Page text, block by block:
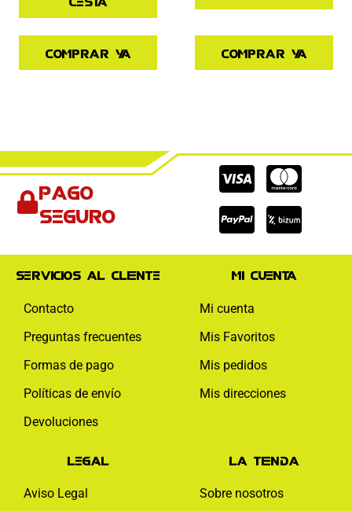
Comprar ya Comprar ya
Pago
seguro
Cc-
visa
Cc-
Cc-
paypal
Servicios al cliente
Contacto
Preguntas frecuentes
Formas de pago
Políticas de envío
Devoluciones
Mi cuenta
Mi cuenta
Mis Favoritos
Mis pedidos
Mis direcciones
Legal
Aviso Legal
La tienda
Sobre nosotros